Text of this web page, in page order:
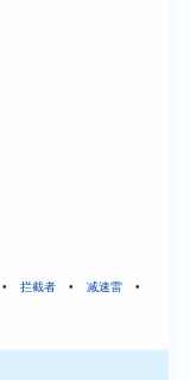
• 拦截者 • 减速雷
•